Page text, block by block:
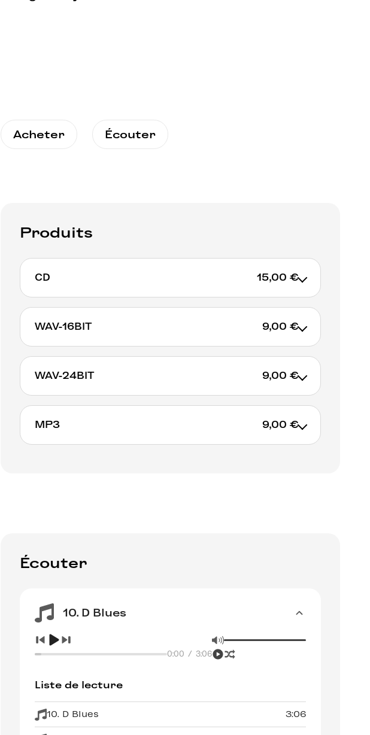
Acheter Écouter
Produits
CD 15,00 €
WAV-16BIT 9,00 €
WAV-24BIT 9,00 €
MP3 9,00 €
Écouter
10. D Blues
0:00 / 3:06
Liste de lecture
10. D Blues 3:06